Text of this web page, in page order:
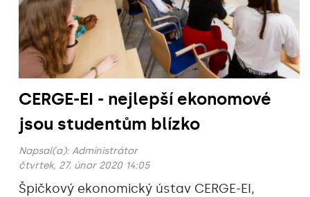
CERGE-EI - nejlepší ekonomové
jsou studentům blízko
Napsal(a): Administrátor
čtvrtek, 27. únor 2020 14:05
Špičkový ekonomický ústav CERGE-EI,